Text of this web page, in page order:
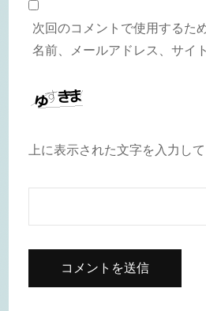
次回のコメントで使用するた
名前、メールアドレス、サイ
上に表示された文字を入力して